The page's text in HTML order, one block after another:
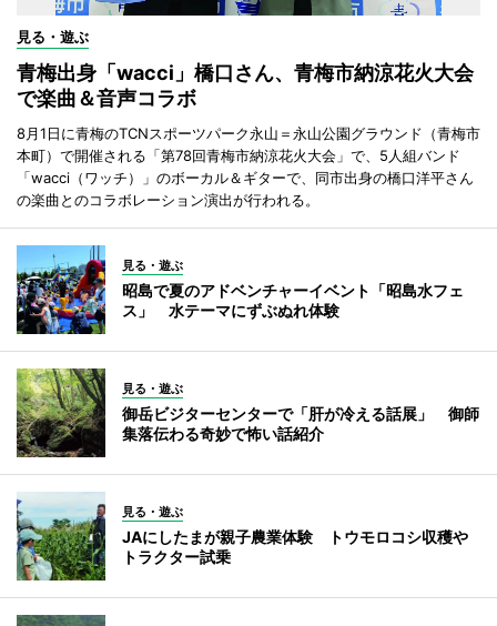
見る・遊ぶ
青梅出身「wacci」橋口さん、青梅市納涼花火大会
で楽曲＆音声コラボ
8月1日に青梅のTCNスポーツパーク永山＝永山公園グラウンド（青梅市
本町）で開催される「第78回青梅市納涼花火大会」で、5人組バンド
「wacci（ワッチ）」のボーカル＆ギターで、同市出身の橋口洋平さん
の楽曲とのコラボレーション演出が行われる。
見る・遊ぶ
昭島で夏のアドベンチャーイベント「昭島水フェ
ス」 水テーマにずぶぬれ体験
見る・遊ぶ
御岳ビジターセンターで「肝が冷える話展」 御師
集落伝わる奇妙で怖い話紹介
見る・遊ぶ
JAにしたまが親子農業体験 トウモロコシ収穫や
トラクター試乗